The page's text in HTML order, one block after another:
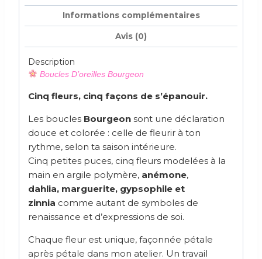
Informations complémentaires
Avis (0)
Description
Boucles D’oreilles Bourgeon
Cinq fleurs, cinq façons de s’épanouir.
Les boucles Bourgeon sont une déclaration
douce et colorée : celle de fleurir à ton
rythme, selon ta saison intérieure.
Cinq petites puces, cinq fleurs modelées à la
main en argile polymère, anémone,
dahlia, marguerite, gypsophile et
zinnia comme autant de symboles de
renaissance et d’expressions de soi.
Chaque fleur est unique, façonnée pétale
après pétale dans mon atelier. Un travail